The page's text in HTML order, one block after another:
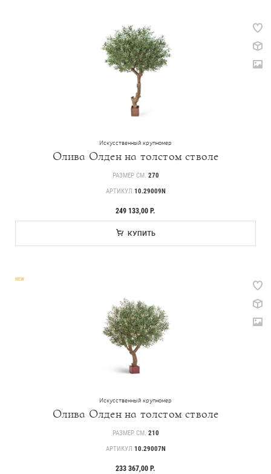
Искусственный крупномер
Олива Олден на толстом стволе
РАЗМЕР СМ. 270
АРТИКУЛ 10.29009N
249 133,00 Р.
КУПИТЬ
NEW
Искусственный крупномер
Олива Олден на толстом стволе
РАЗМЕР СМ. 210
АРТИКУЛ 10.29007N
233 367,00 Р.